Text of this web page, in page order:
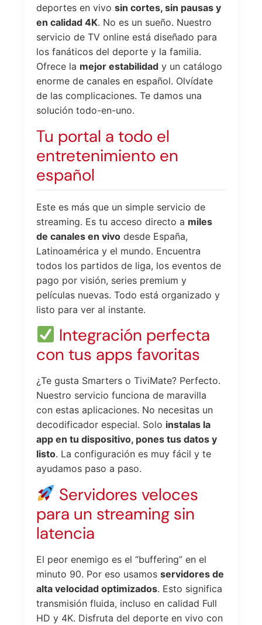
deportes en vivosin cortes, sin pausas y
en calidad 4K. No es un sueño. Nuestro
servicio de TV online está diseñado para
los fanáticos del deporte y la familia.
Ofrece la mejor estabilidad y un catálogo
enorme de canales en español. Olvídate
de las complicaciones. Te damos una
solución todo-en-uno.
Tu portal a todo el
entretenimiento en
español
Este es más que un simple servicio de
streaming. Es tu acceso directo a miles
de canales en vivo desde España,
Latinoamérica y el mundo. Encuentra
todos los partidos de liga, los eventos de
pago por visión, series premium y
películas nuevas. Todo está organizado y
listo para ver al instante.
Integración perfecta
con tus apps favoritas
¿Te gusta Smarters o TiviMate? Perfecto.
Nuestro servicio funciona de maravilla
con estas aplicaciones. No necesitas un
decodificador especial. Solo instalas la
app en tu dispositivo, pones tus datos y
listo. La configuración es muy fácil y te
ayudamos paso a paso.
Servidores veloces
para un streaming sin
latencia
El peor enemigo es el “buffering” en el
minuto 90. Por eso usamosservidores de
alta velocidad optimizados. Esto significa
transmisión fluida, incluso en calidad Full
HD y 4K. Disfruta del deporte en vivo con